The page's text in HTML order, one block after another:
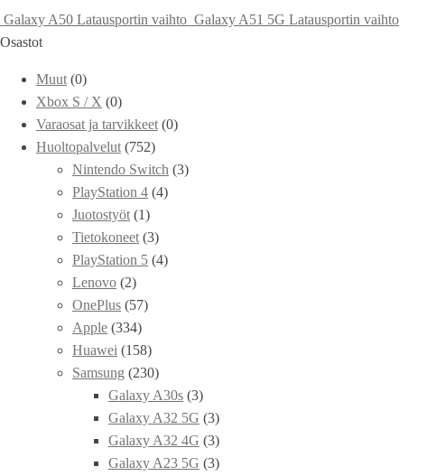
Galaxy A50 Latausportin vaihto Galaxy A51 5G Latausportin vaihto
Osastot
Muut (0)
Xbox S / X (0)
Varaosat ja tarvikkeet (0)
Huoltopalvelut (752)
Nintendo Switch (3)
PlayStation 4 (4)
Juotostyöt (1)
Tietokoneet (3)
PlayStation 5 (4)
Lenovo (2)
OnePlus (57)
Apple (334)
Huawei (158)
Samsung (230)
Galaxy A30s (3)
Galaxy A32 5G (3)
Galaxy A32 4G (3)
Galaxy A23 5G (3)